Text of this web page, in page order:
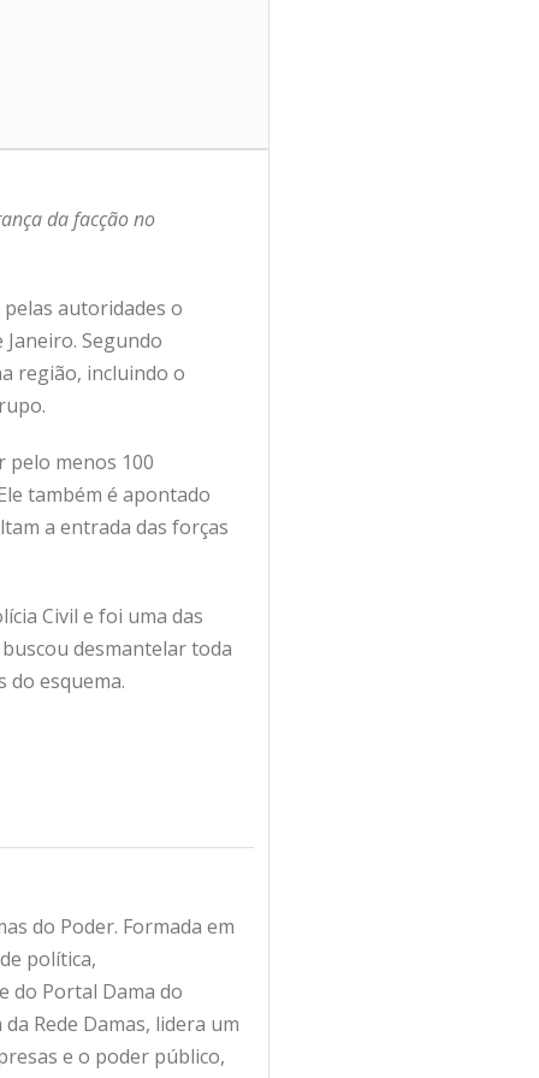
da facção no
pelas autoridades o
Segundo
região, incluindo o
pelo menos 100
também é apontado
a entrada das forças
Civil e foi uma das
desmantelar toda
do esquema.
do Poder. Formada em
política,
do Portal Dama do
Rede Damas, lidera um
e o poder público,